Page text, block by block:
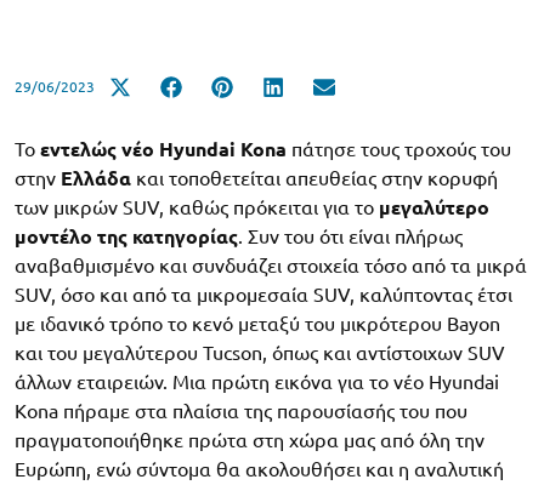
29/06/2023
Το εντελώς νέο Hyundai Kona πάτησε τους τροχούς του
στην Ελλάδα και τοποθετείται απευθείας στην κορυφή
των μικρών SUV, καθώς πρόκειται για το μεγαλύτερο
μοντέλο της κατηγορίας. Συν του ότι είναι πλήρως
αναβαθμισμένο και συνδυάζει στοιχεία τόσο από τα μικρά
SUV, όσο και από τα μικρομεσαία SUV, καλύπτοντας έτσι
με ιδανικό τρόπο το κενό μεταξύ του μικρότερου Bayon
και του μεγαλύτερου Tucson, όπως και αντίστοιχων SUV
άλλων εταιρειών. Μια πρώτη εικόνα για το νέο Hyundai
Kona πήραμε στα πλαίσια της παρουσίασής του που
πραγματοποιήθηκε πρώτα στη χώρα μας από όλη την
Ευρώπη, ενώ σύντομα θα ακολουθήσει και η αναλυτική